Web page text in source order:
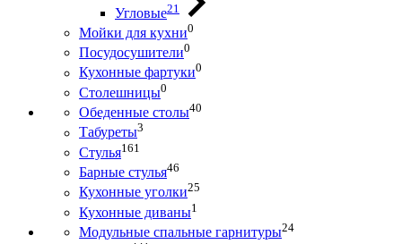
Угловые21
Мойки для кухни0
Посудосушители0
Кухонные фартуки0
Столешницы0
Обеденные столы40
Табуреты3
Стулья161
Барные стулья46
Кухонные уголки25
Кухонные диваны1
Модульные спальные гарнитуры24